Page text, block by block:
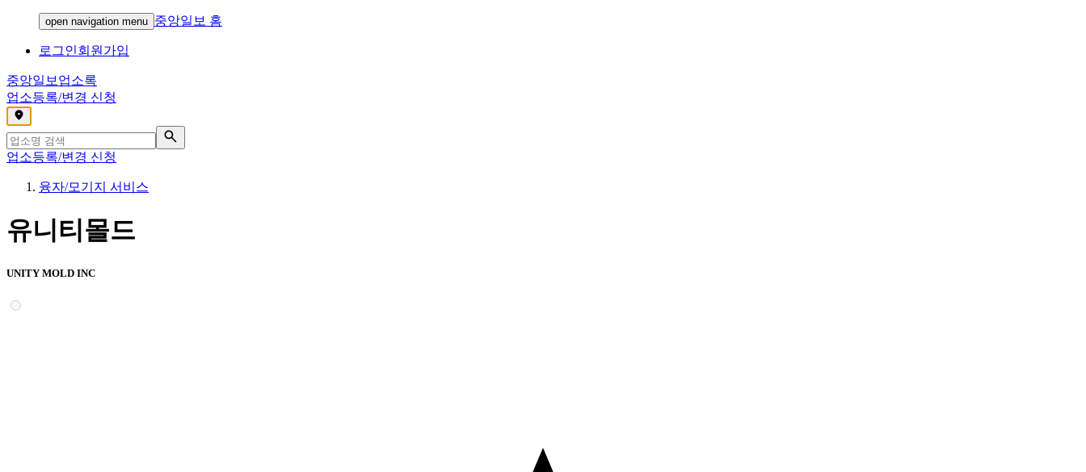
open navigation menu 중앙일보 홈
로그인회원가입
중앙일보 업소록
업소등록/변경 신청
,
업소등록/변경 신청
융자/모기지 서비스
유니티몰드
UNITY MOLD INC